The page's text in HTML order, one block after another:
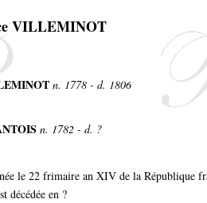
VILLEMINOT
n. 1778 - d. 1806
n. 1782 - d. ?
le 22 frimaire an XIV de la République
décédée en ?